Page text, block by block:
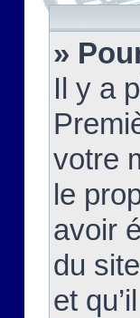
»
Il y a
votre
le
avoir
du
et